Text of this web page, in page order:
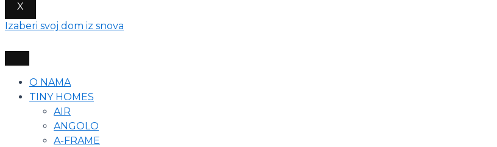
X
Izaberi svoj dom iz snova
O NAMA
TINY HOMES
AIR
ANGOLO
A-FRAME